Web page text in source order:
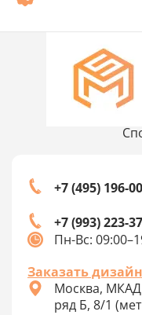
+7 (495) 196-
+7 (993) 223-
Пн-Вс:
Заказать
Москва,
ряд Б, 8/1